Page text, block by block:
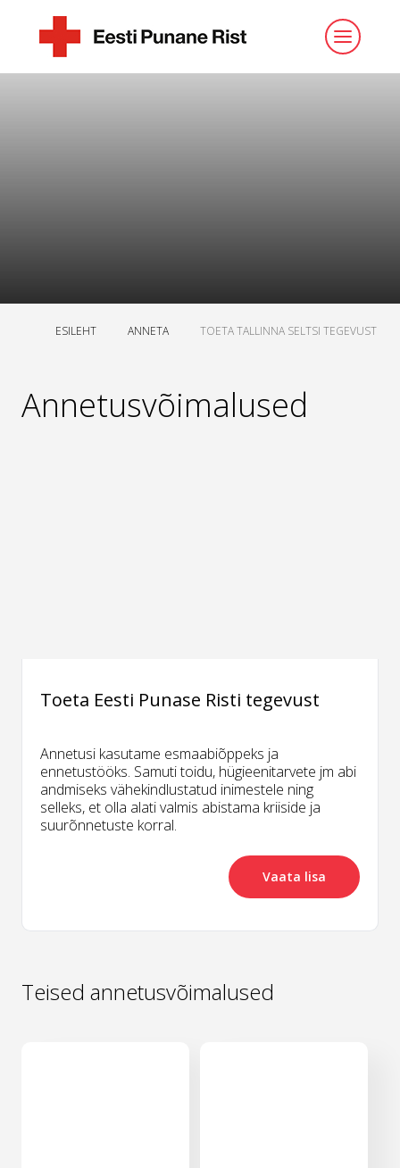
ESILEHT ANNETA TOETA TALLINNA SELTSI TEGEVUST
Annetusvõimalused
Toeta Eesti Punase Risti tegevust
Annetusi kasutame esmaabiõppeks ja
ennetustööks. Samuti toidu, hügieenitarvete jm abi
andmiseks vähekindlustatud inimestele ning
selleks, et olla alati valmis abistama kriiside ja
suurõnnetuste korral.
Vaata lisa
Teised annetusvõimalused